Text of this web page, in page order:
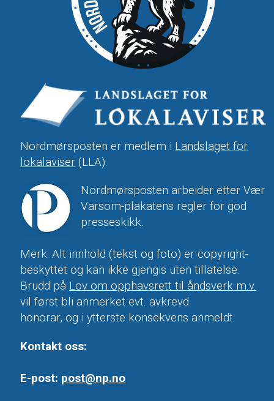
Nordmørsposten er medlem i Landslaget for
lokalaviser (LLA).
Nordmørsposten arbeider etter Vær
Varsom-plakatens regler for god
presseskikk.
Merk: Alt innhold (tekst og foto) er copyright-
beskyttet og kan ikke gjengis uten tillatelse.
Brudd på Lov om opphavsrett til åndsverk m.v.
vil først bli anmerket evt. avkrevd
honorar, og i ytterste konsekvens anmeldt.
Kontakt oss:
E-post: post@np.no